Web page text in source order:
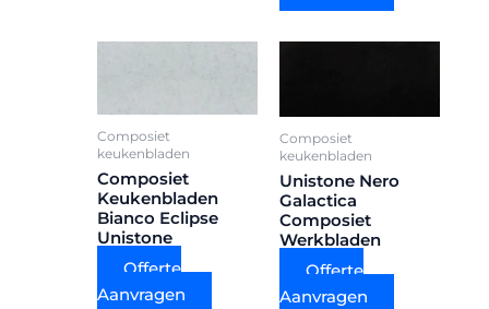
Composiet
keukenbladen
Composiet
Keukenbladen
Bianco Eclipse
Unistone
Offerte
Aanvragen
Composiet
keukenbladen
Unistone Nero
Galactica
Composiet
Werkbladen
Offerte
Aanvragen